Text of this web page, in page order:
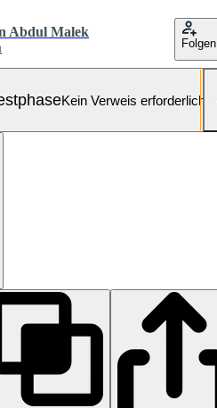
Abdul Malek
Folgen
Kein Verweis erforderlich